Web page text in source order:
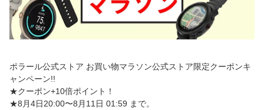
ポラール公式ストア お買い物マラソン公式ストア限定クーポンキ
ャンペーン!!
★クーポン+10倍ポイント！
★8月4日20:00〜8月11日 01:59 まで。